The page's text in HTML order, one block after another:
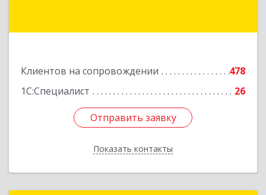
Клиентов на сопровождении
478
1С:Специалист
26
Отправить заявку
Показать контакты
Отправить заявку
Назад